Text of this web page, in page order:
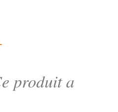
produit a